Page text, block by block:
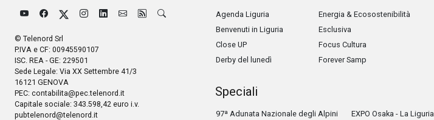
© Telenord Srl
P.IVA e CF: 00945590107
ISC. REA - GE: 229501
Sede Legale: Via XX Settembre 41/3
16121 GENOVA
PEC: contabilita@pec.telenord.it
Capitale sociale: 343.598,42 euro i.v.
pubtelenord@telenord.it
Agenda Liguria
Benvenuti in Liguria
Close UP
Derby del lunedì
Energia & Ecosostenibilità
Esclusiva
Focus Cultura
Forever Samp
Speciali
97ª Adunata Nazionale degli Alpini
EXPO Osaka - La Liguria